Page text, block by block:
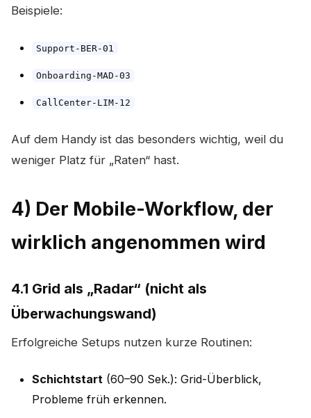
Beispiele:
Support-BER-01
Onboarding-MAD-03
CallCenter-LIM-12
Auf dem Handy ist das besonders wichtig, weil du
weniger Platz für „Raten“ hast.
4) Der Mobile-Workflow, der
wirklich angenommen wird
4.1 Grid als „Radar“ (nicht als
Überwachungswand)
Erfolgreiche Setups nutzen kurze Routinen:
Schichtstart (60–90 Sek.): Grid-Überblick,
Probleme früh erkennen.